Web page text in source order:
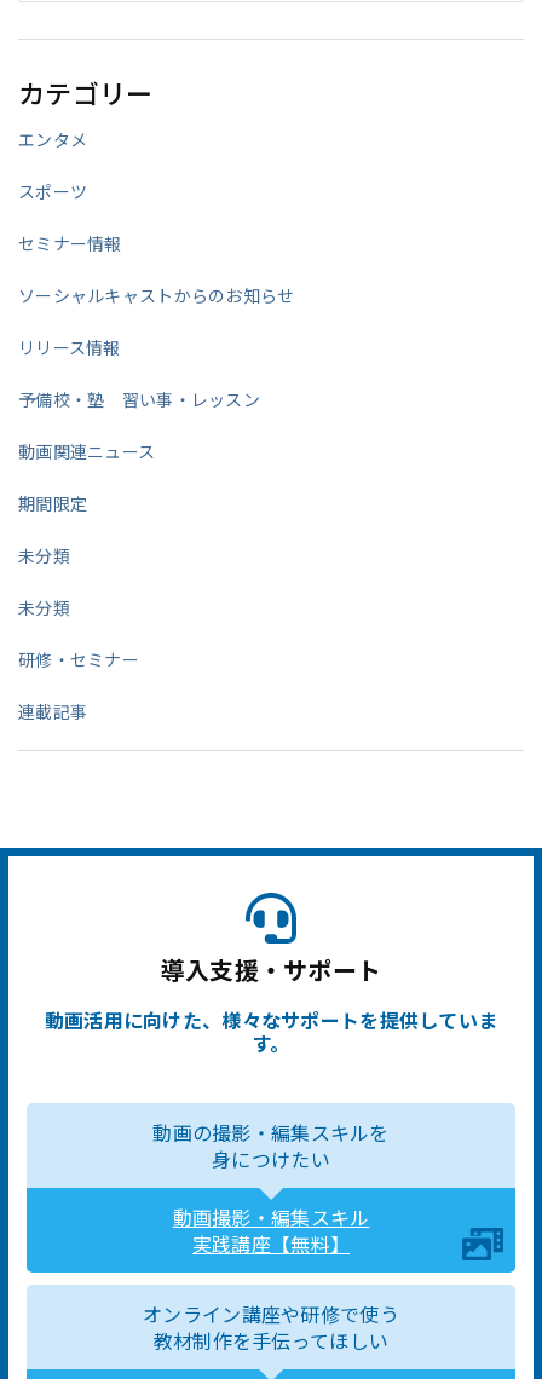
カテゴリー
エンタメ
スポーツ
セミナー情報
ソーシャルキャストからのお知らせ
リリース情報
予備校・塾 習い事・レッスン
動画関連ニュース
期間限定
未分類
未分類
研修・セミナー
連載記事
導入支援・サポート
動画活用に向けた、様々なサポートを提供していま
す。
動画の撮影・編集スキルを
身につけたい
動画撮影・編集スキル
実践講座【無料】
オンライン講座や研修で使う
教材制作を手伝ってほしい